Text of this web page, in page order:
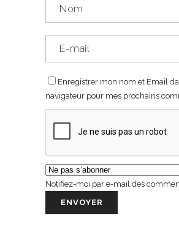
Enregistrer mon nom et Email
navigateur pour mes prochains
Notifiez-moi par e-mail des